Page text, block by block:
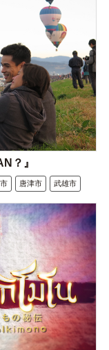
？』
唐津市 武雄市